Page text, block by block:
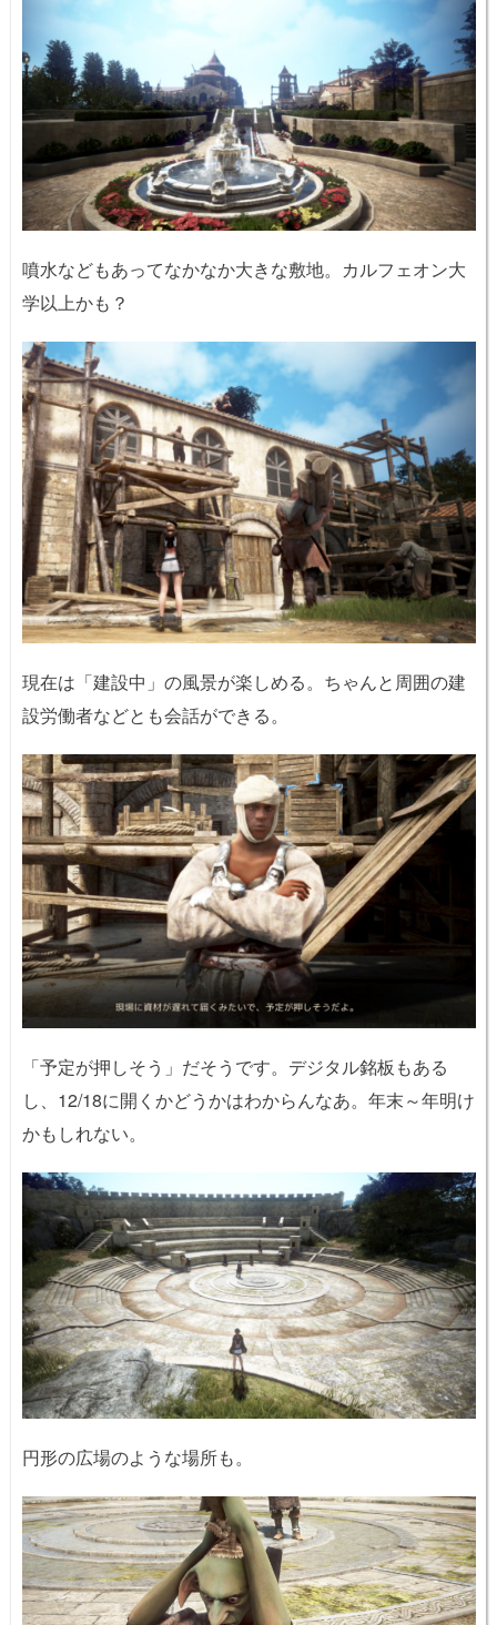
噴水などもあってなかなか大きな敷地。カルフェオン大
学以上かも？
現在は「建設中」の風景が楽しめる。ちゃんと周囲の建
設労働者などとも会話ができる。
「予定が押しそう」だそうです。デジタル銘板もある
し、12/18に開くかどうかはわからんなあ。年末～年明け
かもしれない。
円形の広場のような場所も。